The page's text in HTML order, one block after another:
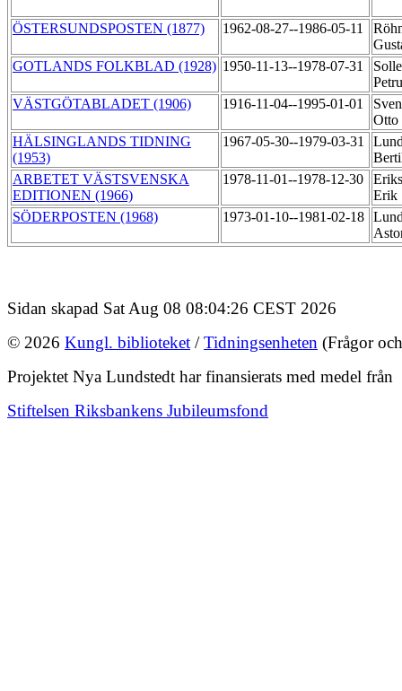
ÖSTERSUNDSPOSTEN (1877) 1962-08-27--1986-05-11
GOTLANDS FOLKBLAD (1928) 1950-11-13--1978-07-31
VÄSTGÖTABLADET (1906)
1916-11-04--1995-01-01
Otto
HÄLSINGLANDS TIDNING
(1953)
1967-05-30--1979-03-31
ARBETET VÄSTSVENSKA
EDITIONEN (1966)
1978-11-01--1978-12-30
Erik
SÖDERPOSTEN (1968)
1973-01-10--1981-02-18
Sidan skapad Sat Aug 08 08:04:26 CEST 2026
© 2026 Kungl. biblioteket /Tidningsenheten (Frågor
Projektet Nya Lundstedt har finansierats med medel från
Stiftelsen Riksbankens Jubileumsfond